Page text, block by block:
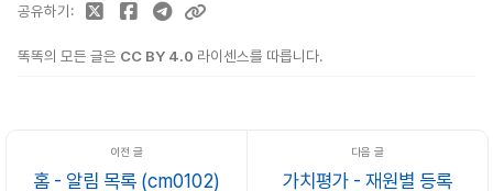
똑똑의 모든 글은 CC BY 4.0 라이센스를 따릅니다.
공유하기
홈 - 알림 목록 (cm0102) 가치평가 - 재원별 등록